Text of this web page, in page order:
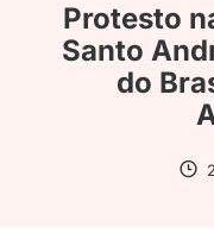
Protesto
Santo
do